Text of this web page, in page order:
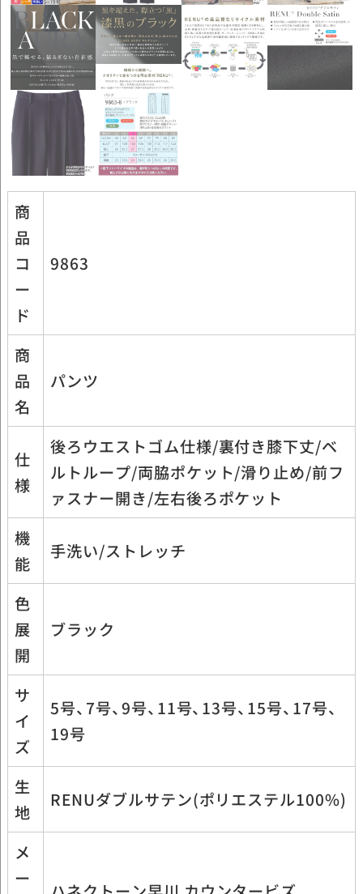
商
品
コ
ー
ド
9863
商
品
名
パンツ
仕
様
後ろウエストゴム仕様/裏付き膝下丈/ベ
ルトループ/両脇ポケット/滑り止め/前フ
ァスナー開き/左右後ろポケット
機
能
手洗い/ストレッチ
色
展
開
ブラック
サ
イ
ズ
5号、7号、9号、11号、13号、15号、17号、
19号
生
地
RENUダブルサテン(ポリエステル100%)
メ
ー